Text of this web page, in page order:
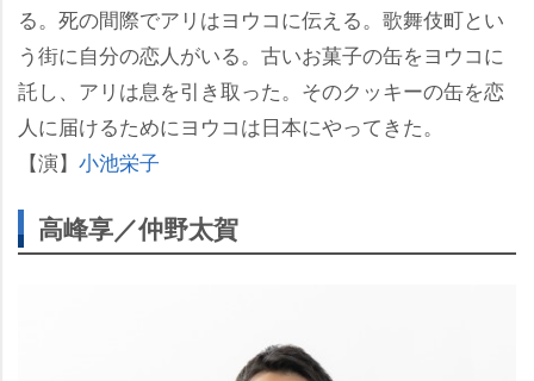
る。死の間際でアリはヨウコに伝える。歌舞伎町とい
う街に自分の恋人がいる。古いお菓子の缶をヨウコに
託し、アリは息を引き取った。そのクッキーの缶を恋
人に届けるためにヨウコは日本にやってきた。
【演】 小池栄子
高峰享／仲野太賀